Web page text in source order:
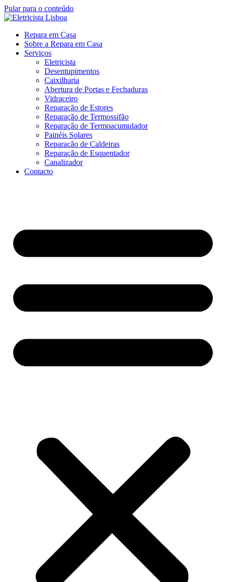
Pular para o conteúdo
Repara em Casa
Sobre a Repara em Casa
Serviços
Eletricista
Desentupimentos
Caixilharia
Abertura de Portas e Fechaduras
Vidraceiro
Reparação de Estores
Reparação de Termossifão
Reparação de Termoacumulador
Painéis Solares
Reparação de Caldeiras
Reparação de Esquentador
Canalizador
Contacto